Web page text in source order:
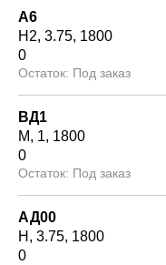
А6
Н2 3.75 1800
0
Под заказ
ВД1
М
1 1800
0
Под заказ
АД00
Н
3.75 1800
0